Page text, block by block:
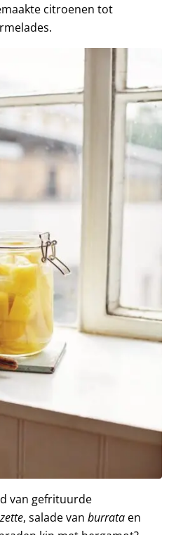
citroenen tot
van gefrituurde
, salade van burrata en